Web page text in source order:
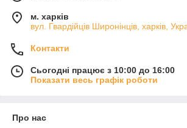
м. харків
вул. Гвардійців Широнінців, харків,
Контакти
Сьогодні працює з 10:00 до 16:00
Показати весь графік роботи
Про нас